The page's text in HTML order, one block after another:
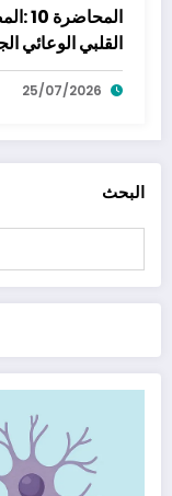
القلبي الوعائي
25/07/2026
البحث